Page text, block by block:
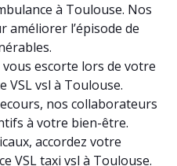
à Toulouse. Nos
améliorer l’épisode de
escorte lors de votre
VSL vsl à Toulouse.
nos collaborateurs
à votre bien-être.
accordez votre
VSL taxi vsl à Toulouse.